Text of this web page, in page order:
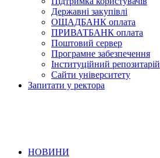
Державні закупівлі
ОЩАДБАНК оплата
ПРИВАТБАНК оплата
Поштовий сервер
Програмне забезпечення
Інституційний репозитарій
Сайти університету
Запитати у ректора
НОВИНИ